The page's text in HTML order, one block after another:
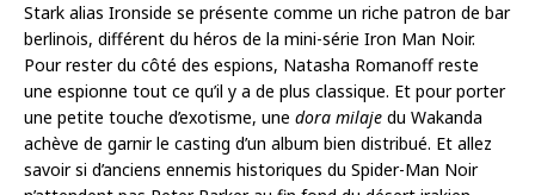
Stark alias Ironside se présente comme un riche patron de bar
berlinois, différent du héros de la mini-série Iron Man Noir.
Pour rester du côté des espions, Natasha Romanoff reste
une espionne tout ce qu’il y a de plus classique. Et pour porter
une petite touche d’exotisme, une dora milaje du Wakanda
achève de garnir le casting d’un album bien distribué. Et allez
savoir si d’anciens ennemis historiques du Spider-Man Noir